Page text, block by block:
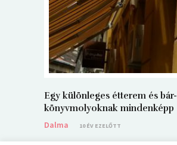
Egy különleges étterem és bár-
könyvmolyoknak mindenképp
Dalma
10 ÉV EZELŐTT